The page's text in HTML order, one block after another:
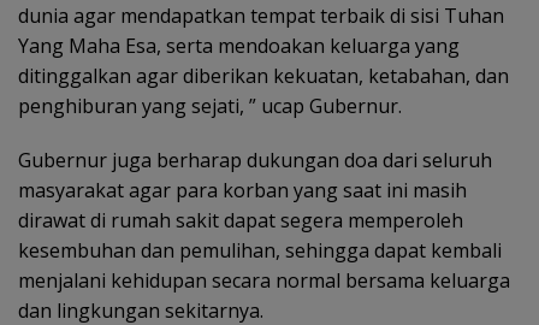
dunia agar mendapatkan tempat terbaik di sisi Tuhan
Yang Maha Esa, serta mendoakan keluarga yang
ditinggalkan agar diberikan kekuatan, ketabahan, dan
penghiburan yang sejati, ” ucap Gubernur.
Gubernur juga berharap dukungan doa dari seluruh
masyarakat agar para korban yang saat ini masih
dirawat di rumah sakit dapat segera memperoleh
kesembuhan dan pemulihan, sehingga dapat kembali
menjalani kehidupan secara normal bersama keluarga
dan lingkungan sekitarnya.